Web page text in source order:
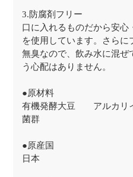
3.防腐剤フリー
口に入れるものだから安
を使用しています。さら
無臭なので、飲み水に混ぜ
う心配はありません。
●原材料
有機発酵大豆 アルカリ
菌群
●原産国
日本